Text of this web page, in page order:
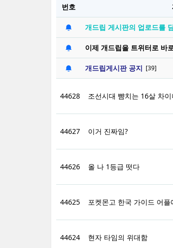
번호
개드립 게시판의 업로드를
이제 개드립을 트위터로 바
개드립게시판 공지 [39]
44628 조선시대 뺨치는 16살 차
44627 이거 진짜임?
44626 올 나 1등급 떳다
44625 포켓몬고 한국 가이드 어
44624 현자 타임의 위대함